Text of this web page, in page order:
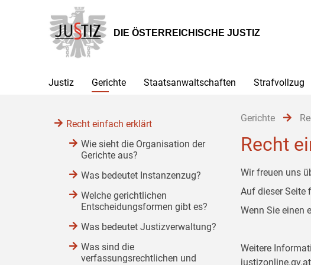
Hauptnavigation
[1]
Inhalt
[2]
Untermenü
[3]
DIE ÖSTERREICHISCHE JUSTIZ
Justiz Gerichte Staatsanwaltschaften Strafvollzug
Gerichte
Recht
Wir freuen uns
Auf dieser Seite
Wenn Sie einen
Weitere
justizonline.gv.at
Recht einfach erklärt
Wie sieht die Organisation der
Gerichte aus?
Was bedeutet Instanzenzug?
Welche gerichtlichen
Entscheidungsformen gibt es?
Was bedeutet Justizverwaltung?
Was sind die
verfassungsrechtlichen und